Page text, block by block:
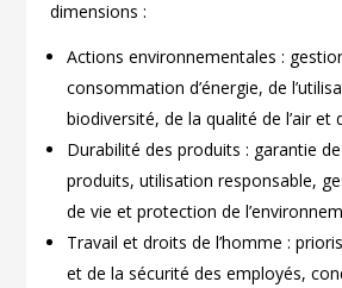
dimensions :
Actions environnementales :
consommation d’énergie, de
biodiversité, de la qualité de l’air et
Durabilité des produits : garantie
produits, utilisation responsable,
de vie et protection de
Travail et droits de l’homme :
et de la sécurité des employés,